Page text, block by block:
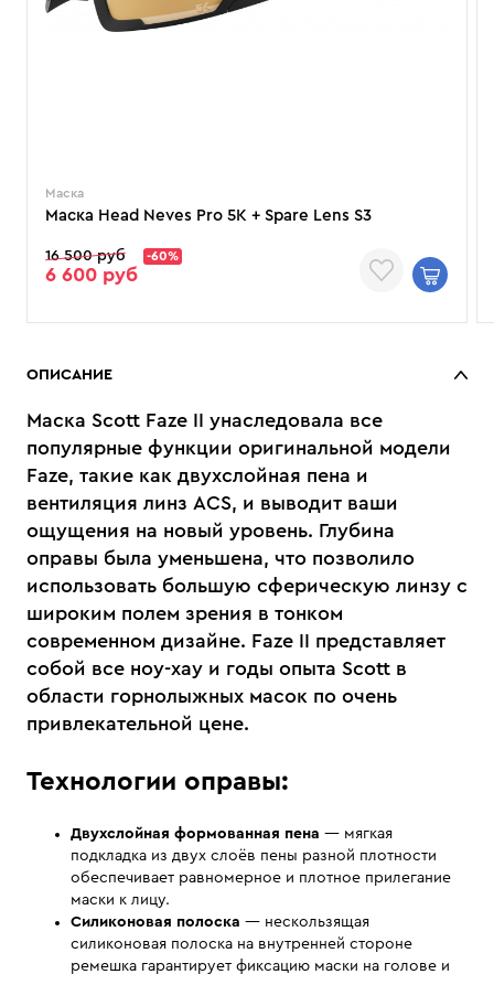
Маска
Маска Head Neves Pro 5K + Spare Lens S3
16 500 руб -60%
6 600 руб
ОПИСАНИЕ
Маска Scott Faze II унаследовала все
популярные функции оригинальной модели
Faze, такие как двухслойная пена и
вентиляция линз ACS, и выводит ваши
ощущения на новый уровень. Глубина
оправы была уменьшена, что позволило
использовать большую сферическую линзу с
широким полем зрения в тонком
современном дизайне. Faze II представляет
собой все ноу-хау и годы опыта Scott в
области горнолыжных масок по очень
привлекательной цене.
Технологии оправы:
Двухслойная формованная пена — мягкая
подкладка из двух слоёв пены разной плотности
обеспечивает равномерное и плотное прилегание
маски к лицу.
Силиконовая полоска — нескользящая
силиконовая полоска на внутренней стороне
ремешка гарантирует фиксацию маски на голове и